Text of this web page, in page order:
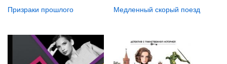
Призраки прошлого Медленный скорый поезд